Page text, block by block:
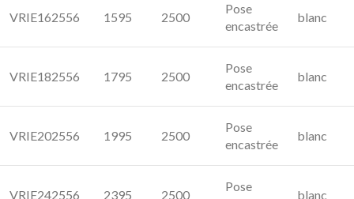
VRIE162556 1595 2500
Pose
encastrée
blanc
VRIE182556 1795 2500
Pose
encastrée
blanc
VRIE202556 1995 2500
Pose
encastrée
blanc
VRIE242556 2395 2500
Pose
blanc